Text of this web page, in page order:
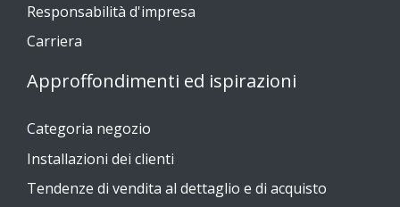
Responsabilità d'impresa
Carriera
Approffondimenti ed ispirazioni
Categoria negozio
Installazioni dei clienti
Tendenze di vendita al dettaglio e di acquisto